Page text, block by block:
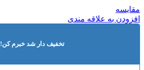
مقایسه
افزودن به علاقه مندی
تخفیف دار شد خبرم کن!